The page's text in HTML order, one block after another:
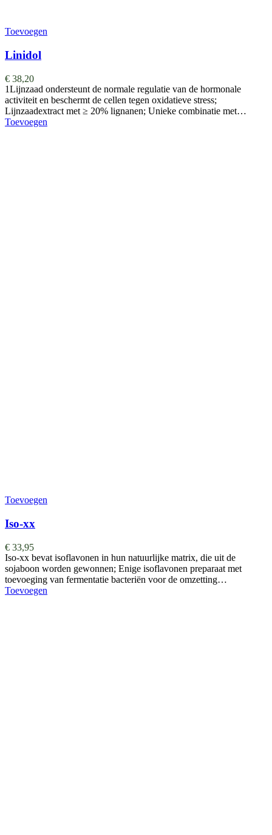
Toevoegen
Linidol
€ 38,20
1Lijnzaad ondersteunt de normale regulatie van de hormonale
activiteit en beschermt de cellen tegen oxidatieve stress;
Lijnzaadextract met ≥ 20% lignanen; Unieke combinatie met…
Toevoegen
Toevoegen
Iso-xx
€ 33,95
Iso-xx bevat isoflavonen in hun natuurlijke matrix, die uit de
sojaboon worden gewonnen; Enige isoflavonen preparaat met
toevoeging van fermentatie bacteriën voor de omzetting…
Toevoegen